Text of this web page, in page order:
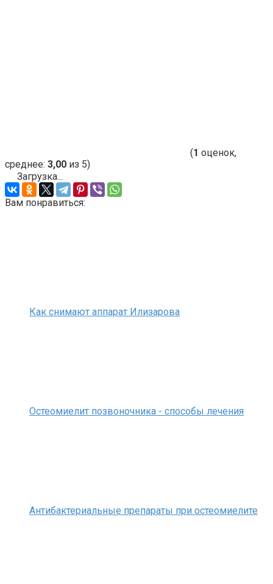
(1 оценок,
среднее: 3,00 из 5)
Загрузка...
Вам понравиться:
Как снимают аппарат Илизарова
Остеомиелит позвоночника - способы лечения
Антибактериальные препараты при остеомиелите